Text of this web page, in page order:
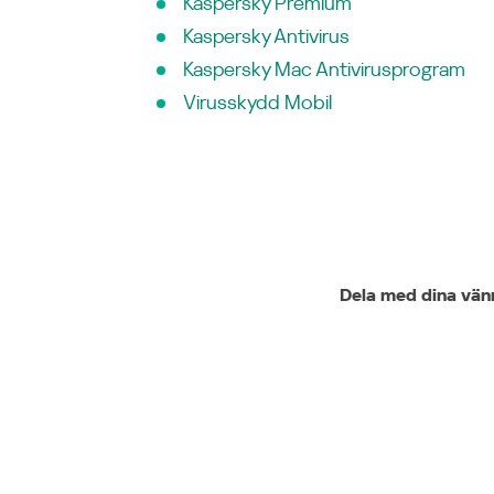
Kaspersky Antivirus
Kaspersky Mac Antivirusprogram
Virusskydd Mobil
Dela med dina